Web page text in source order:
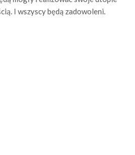
I wszyscy będą zadowoleni.